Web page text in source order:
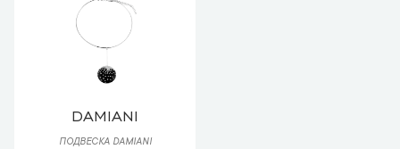
DAMIANI
ПОДВЕСКА DAMIANI